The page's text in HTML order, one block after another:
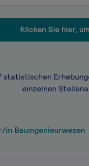
Klicken Sie hier,
einzelnen
in Bauingenieurwesen